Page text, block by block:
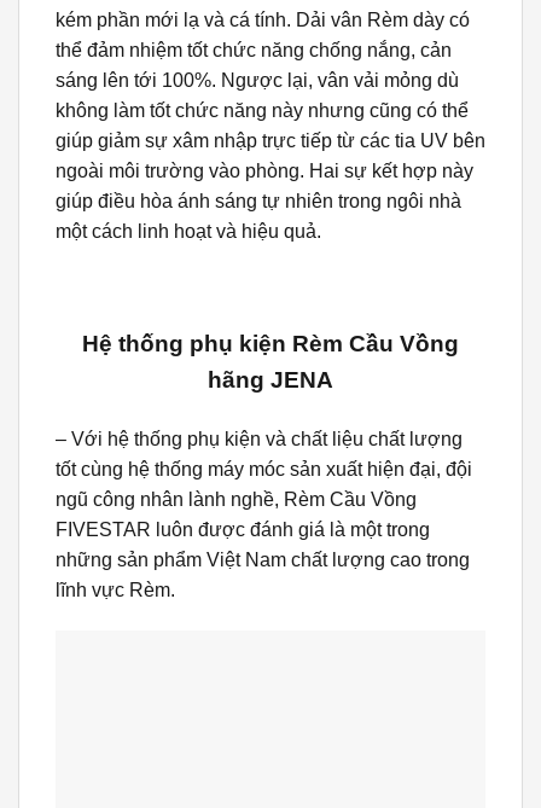
kém phần mới lạ và cá tính. Dải vân Rèm dày có
thể đảm nhiệm tốt chức năng chống nắng, cản
sáng lên tới 100%. Ngược lại, vân vải mỏng dù
không làm tốt chức năng này nhưng cũng có thể
giúp giảm sự xâm nhập trực tiếp từ các tia UV bên
ngoài môi trường vào phòng. Hai sự kết hợp này
giúp điều hòa ánh sáng tự nhiên trong ngôi nhà
một cách linh hoạt và hiệu quả.
Hệ thống phụ kiện Rèm Cầu Vồng
hãng JENA
– Với hệ thống phụ kiện và chất liệu chất lượng
tốt cùng hệ thống máy móc sản xuất hiện đại, đội
ngũ công nhân lành nghề, Rèm Cầu Vồng
FIVESTAR luôn được đánh giá là một trong
những sản phẩm Việt Nam chất lượng cao trong
lĩnh vực Rèm.